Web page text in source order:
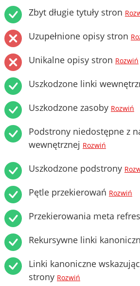
Zbyt długie tytuły stron
Uzupełnione opisy stron
Unikalne opisy stron Rozwiń
Uszkodzone linki
Uszkodzone zasoby Rozwiń
Podstrony niedostępne z
wewnętrznej Rozwiń
Uszkodzone podstrony
Pętle przekierowań Rozwiń
Przekierowania meta
Rekursywne linki
Linki kanoniczne
strony Rozwiń